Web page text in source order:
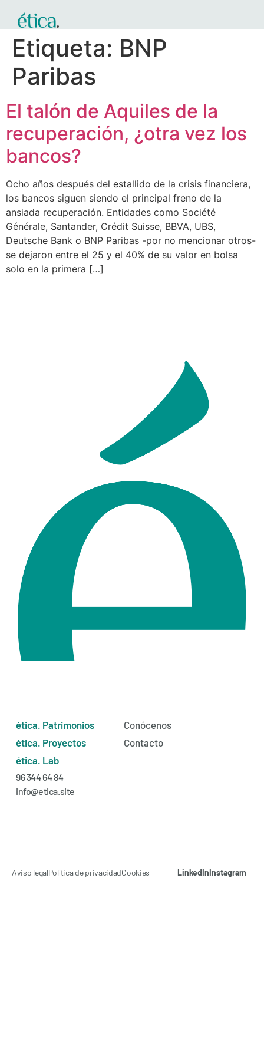
Etiqueta: BNP
Paribas
El talón de Aquiles de la
recuperación, ¿otra vez los
bancos?
Ocho años después del estallido de la crisis financiera,
los bancos siguen siendo el principal freno de la
ansiada recuperación. Entidades como Société
Générale, Santander, Crédit Suisse, BBVA, UBS,
Deutsche Bank o BNP Paribas -por no mencionar otros-
se dejaron entre el 25 y el 40% de su valor en bolsa
solo en la primera […]
ética. Patrimonios
ética. Proyectos
ética. Lab
Conócenos
Contacto
96 344 64 84
info@etica.site
Aviso legalPolítica de privacidadCookies LinkedInInstagram